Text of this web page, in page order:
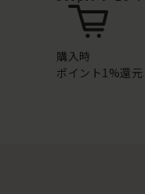
購入時
ポイント1%還元